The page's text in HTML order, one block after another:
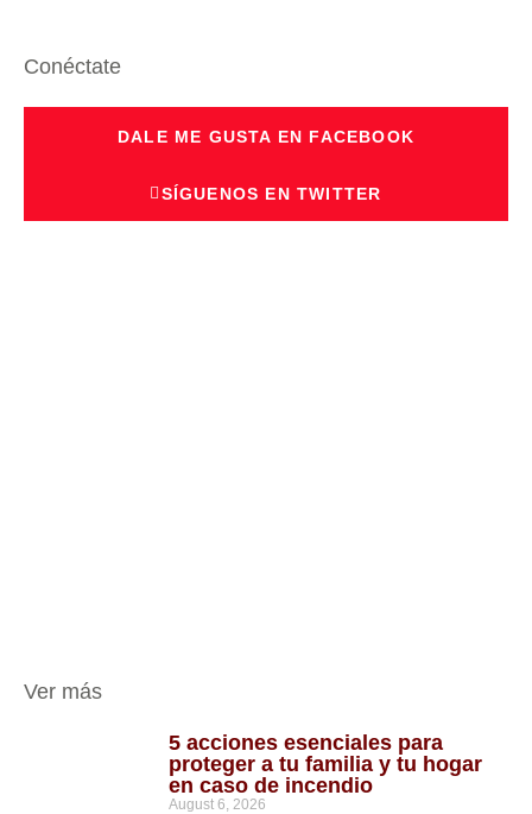
Conéctate
DALE ME GUSTA EN FACEBOOK
SÍGUENOS EN TWITTER
Ver más
5 acciones esenciales para
proteger a tu familia y tu hogar
en caso de incendio
August 6, 2026